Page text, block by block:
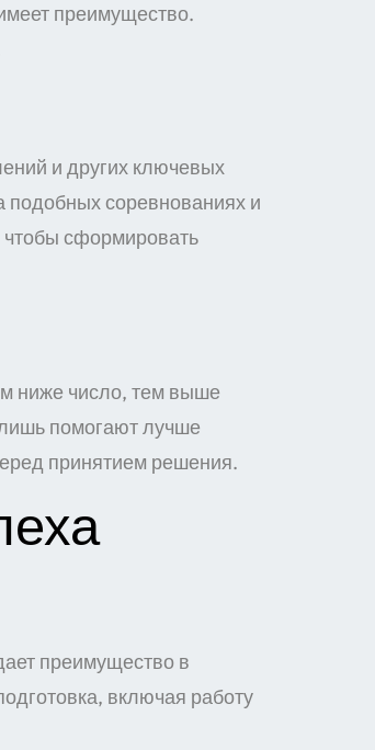
преимущество.
и других ключевых
подобных соревнованиях и
чтобы сформировать
ниже число, тем выше
помогают лучше
принятием решения.
преимущество в
включая работу